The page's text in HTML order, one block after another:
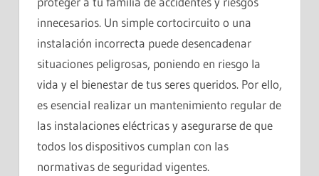
innecesarios. Un simple cortocircuito o una
instalación incorrecta puede desencadenar
situaciones peligrosas, poniendo en riesgo la
vida y el bienestar de tus seres queridos. Por ello,
es esencial realizar un mantenimiento regular de
las instalaciones eléctricas y asegurarse de que
todos los dispositivos cumplan con las
normativas de seguridad vigentes.